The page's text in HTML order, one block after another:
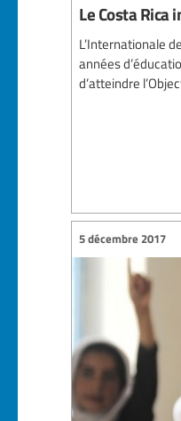
Le Costa
L’Internationale
années
d’atteindre
5 décembre 2017